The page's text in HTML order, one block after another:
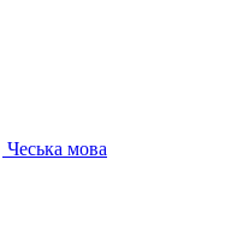
Чеська мова